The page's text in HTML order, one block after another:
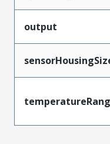
output